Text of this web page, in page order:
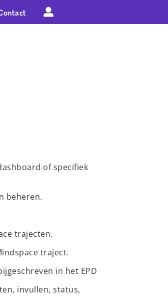
of specifiek
beheren.
trajecten.
traject.
in het EPD
invullen, status,